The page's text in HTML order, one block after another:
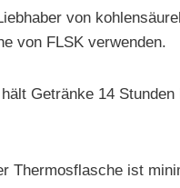
von
von FLSK verwenden.
Getränke 14
Thermosflasche ist